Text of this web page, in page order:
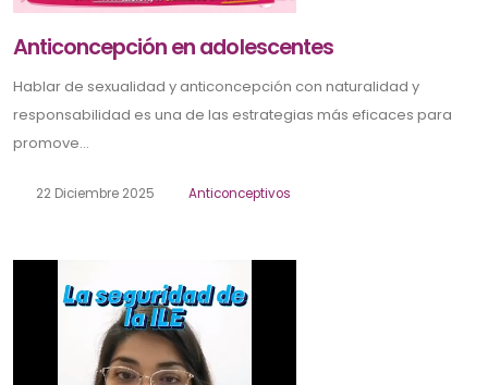
Anticoncepción en adolescentes
Hablar de sexualidad y anticoncepción con naturalidad y
responsabilidad es una de las estrategias más eficaces para
promove...
22 Diciembre 2025 Anticonceptivos